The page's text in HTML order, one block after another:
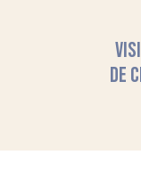
DE